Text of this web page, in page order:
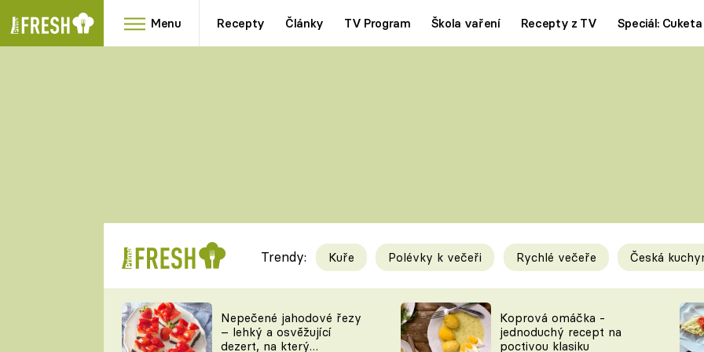
Menu Recepty Články TV Program Škola vaření Recepty z TV Speciál: Cuketa
RYCHLOVKY
Videorecepty
TEĎ VAŘÍ ŠÉF!
Tipy a triky
KAM ZA JÍDLEM
Trendy: Kuře Polévky k večeři Rychlé večeře Česká
Nepečené jahodové řezy
– lehký a osvěžující
dezert, na který
Koprová omáčka -
jednoduchý recept na
poctivou klasiku